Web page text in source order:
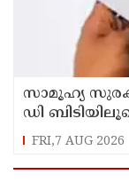
സാമൂഹ്യ
ഡി
FRI,7 AUG 2026